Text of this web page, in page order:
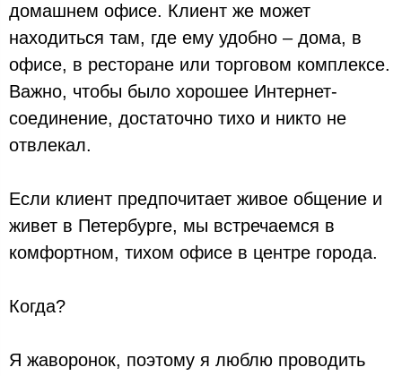
домашнем офисе. Клиент же может
находиться там, где ему удобно – дома, в
офисе, в ресторане или торговом комплексе.
Важно, чтобы было хорошее Интернет-
соединение, достаточно тихо и никто не
отвлекал.
Если клиент предпочитает живое общение и
живет в Петербурге, мы встречаемся в
комфортном, тихом офисе в центре города.
Когда?
Я жаворонок, поэтому я люблю проводить